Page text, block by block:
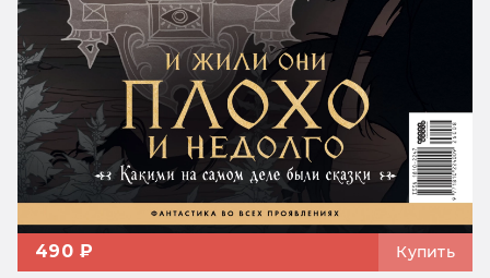
490 ₽ Купить